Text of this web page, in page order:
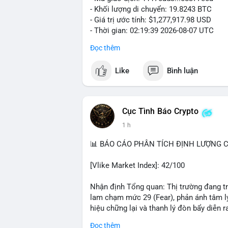
- Khối lượng di chuyển: 19.8243 BTC
- Giá trị ước tính: $1,277,917.98 USD
- Thời gian: 02:19:39 2026-08-07 UTC
Khối lượng gần 20 BTC trị giá hơn 1.27
động này thiên về chuyển ví lạnh để
lượng không quá lớn để gây sốc thanh
Nhà đầu tư nhỏ lẻ nên theo dõi xác
tương tự trong 24 giờ tới. Nếu xu hướng
chiếm ưu thế, phù hợp với chiến lược
Đọc thêm
Like Bình luận
Cục Tình Báo Crypto
1 h
📊 BÁO CÁO PHÂN TÍCH ĐỊNH LƯỢNG
[Vlike Market Index]: 42/100
Nhận định Tổng quan: Thị trường đang
lam chạm mức 29 (Fear), phản ánh
hiệu chững lại và thanh lý đòn bẩy diễn
Đọc thêm